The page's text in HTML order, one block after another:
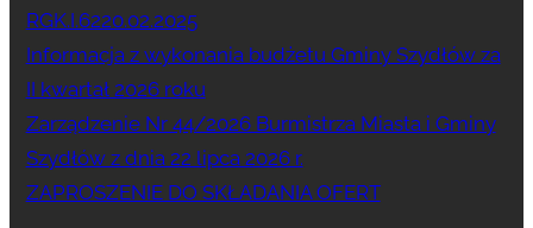
RGK.I.6220.02.2025
Informacja z wykonania budżetu Gminy Szydłów za
II kwartał 2026 roku
Zarządzenie Nr 44/2026 Burmistrza Miasta i Gminy
Szydłów z dnia 22 lipca 2026 r.
ZAPROSZENIE DO SKŁADANIA OFERT